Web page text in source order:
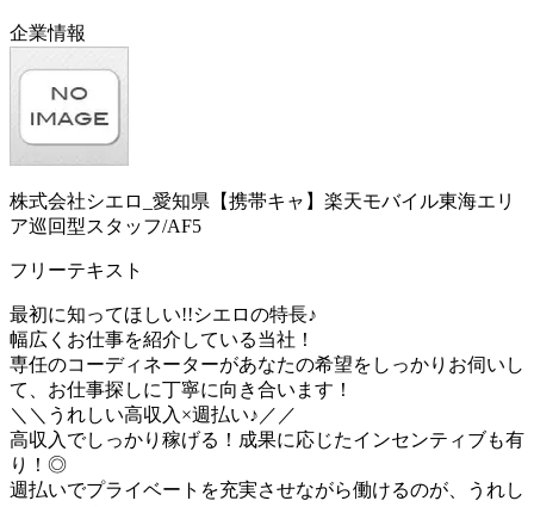
企業情報
株式会社シエロ_愛知県【携帯キャ】楽天モバイル東海エリ
ア巡回型スタッフ/AF5
フリーテキスト
最初に知ってほしい!!シエロの特長♪
幅広くお仕事を紹介している当社！
専任のコーディネーターがあなたの希望をしっかりお伺いし
て、お仕事探しに丁寧に向き合います！
＼＼うれしい高収入×週払い♪／／
高収入でしっかり稼げる！成果に応じたインセンティブも有
り！◎
週払いでプライベートを充実させながら働けるのが、うれし